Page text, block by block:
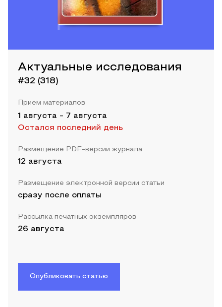
Актуальные исследования
#32 (318)
Прием материалов
1 августа - 7 августа
Остался последний день
Размещение PDF-версии журнала
12 августа
Размещение электронной версии статьи
сразу после оплаты
Рассылка печатных экземпляров
26 августа
Опубликовать статью